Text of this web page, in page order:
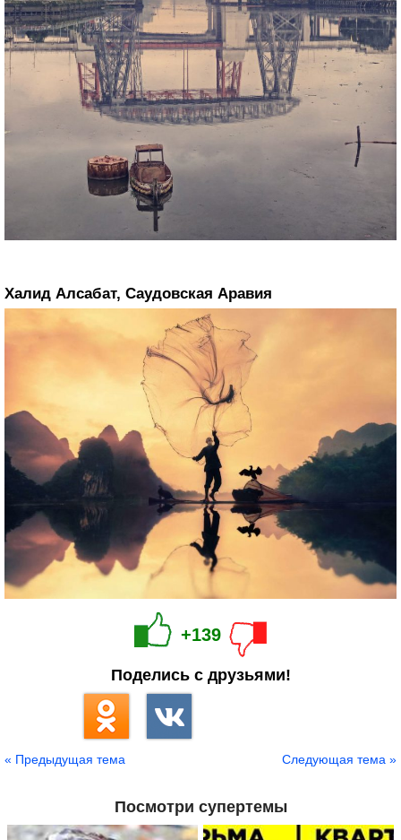
Халид Алсабат, Саудовская Аравия
+139
Поделись с друзьями!
« Предыдущая тема Следующая тема »
Посмотри супертемы